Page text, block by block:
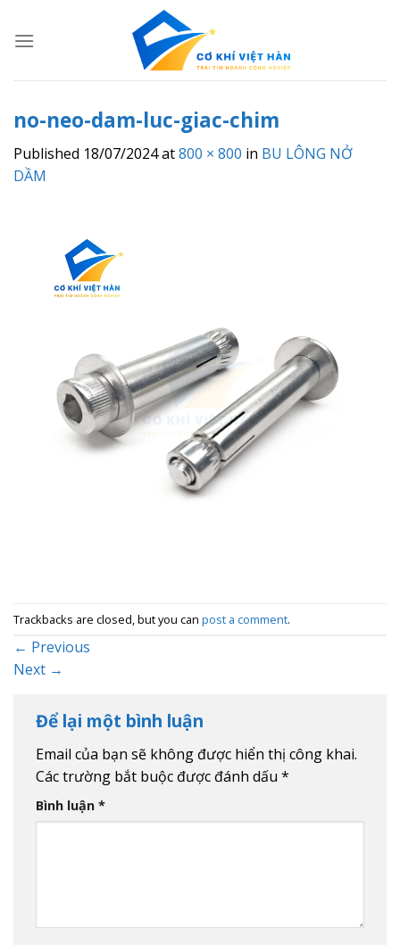
no-neo-dam-luc-giac-chim
Published 18/07/2024at800 × 800 in BU LÔNG NỞ
DẦM
Trackbacks are closed, but you can post a comment.
← Previous
Next →
Để lại một bình luận
Email của bạn sẽ không được hiển thị công khai.
Các trường bắt buộc được đánh dấu *
Bình luận *